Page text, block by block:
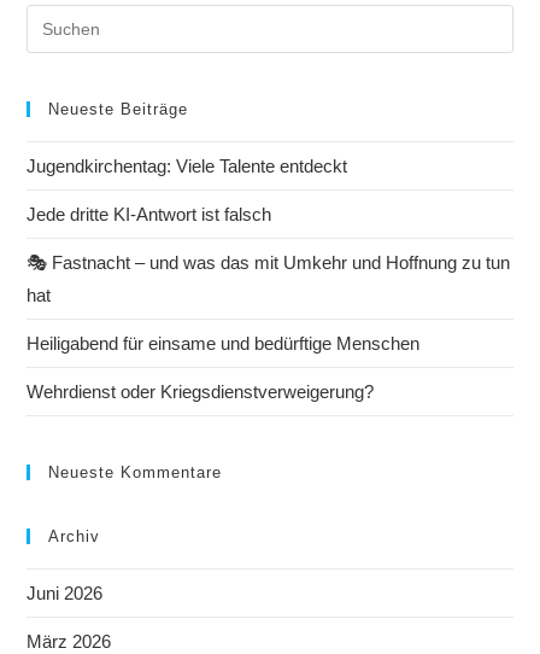
Neueste Beiträge
Jugendkirchentag: Viele Talente entdeckt
Jede dritte KI-Antwort ist falsch
🎭 Fastnacht – und was das mit Umkehr und Hoffnung zu tun
hat
Heiligabend für einsame und bedürftige Menschen
Wehrdienst oder Kriegsdienstverweigerung?
Neueste Kommentare
Archiv
Juni 2026
März 2026